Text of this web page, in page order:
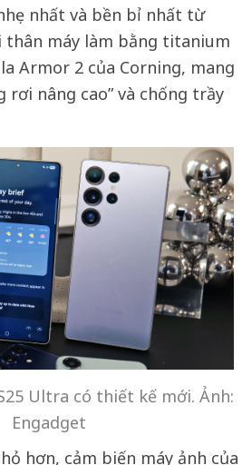
nhất và bền bỉ nhất từ
thân máy làm bằng titanium
Armor 2 của Corning, mang
rơi nâng cao” và chống trầy
Ultra có thiết kế mới. Ảnh:
Engadget
hơn, cảm biến máy ảnh của